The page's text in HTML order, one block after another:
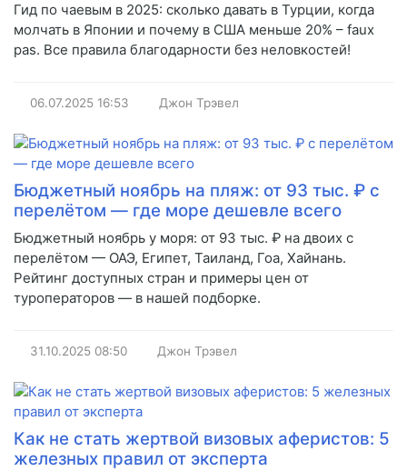
Гид по чаевым в 2025: сколько давать в Турции, когда
молчать в Японии и почему в США меньше 20% – faux
pas. Все правила благодарности без неловкостей!
06.07.2025 16:53 Джон Трэвел
Бюджетный ноябрь на пляж: от 93 тыс. ₽ с
перелётом — где море дешевле всего
Бюджетный ноябрь у моря: от 93 тыс. ₽ на двоих с
перелётом — ОАЭ, Египет, Таиланд, Гоа, Хайнань.
Рейтинг доступных стран и примеры цен от
туроператоров — в нашей подборке.
31.10.2025 08:50 Джон Трэвел
Как не стать жертвой визовых аферистов: 5
железных правил от эксперта